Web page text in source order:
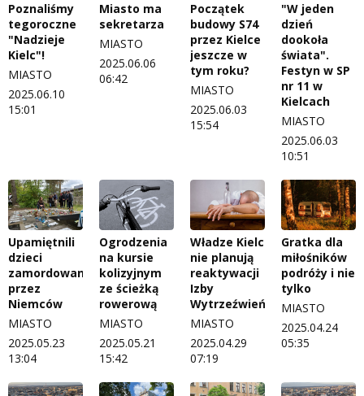
Poznaliśmy
tegoroczne
"Nadzieje
Kielc"!
MIASTO
2025.06.10
15:01
Miasto ma
sekretarza
MIASTO
2025.06.06
06:42
Początek
budowy S74
przez Kielce
jeszcze w
tym roku?
MIASTO
2025.06.03
15:54
"W jeden
dzień
dookoła
świata".
Festyn w SP
nr 11 w
Kielcach
MIASTO
2025.06.03
10:51
Upamiętnili
dzieci
zamordowane
przez
Niemców
MIASTO
2025.05.23
13:04
Ogrodzenia
na kursie
kolizyjnym
ze ścieżką
rowerową
MIASTO
2025.05.21
15:42
Władze Kielc
nie planują
reaktywacji
Izby
Wytrzeźwień
MIASTO
2025.04.29
07:19
Gratka dla
miłośników
podróży i nie
tylko
MIASTO
2025.04.24
05:35